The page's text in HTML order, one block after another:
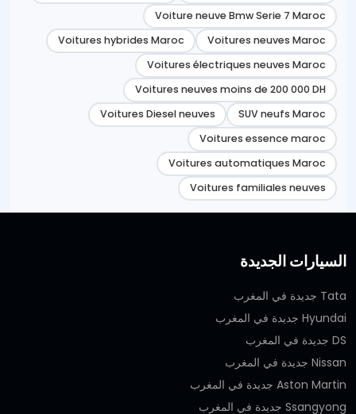
Voiture neuve Bmw Serie 7 Maroc
Voitures neuves Maroc
Voitures hybrides Maroc
Voitures électriques neuves Maroc
Voitures neuves moins de 200 000 DH
SUV neufs Maroc
Voitures Diesel neuves
Voitures essence maroc
Voitures automatiques Maroc
Voitures familiales neuves
السيارات الجديدة
Tata جديدة في المغرب
Hyundai جديدة في المغرب
DS جديدة في المغرب
Nissan جديدة في المغرب
Aston Martin جديدة في المغرب
Ssangyong جديدة في المغرب